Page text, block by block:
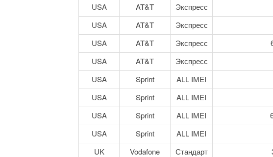
USA AT&T Экспресс
USA AT&T Экспресс
USA AT&T Экспресс
USA AT&T Экспресс
USA Sprint ALL IMEI
USA Sprint ALL IMEI
USA Sprint ALL IMEI
USA Sprint ALL IMEI
UK Vodafone Стандарт